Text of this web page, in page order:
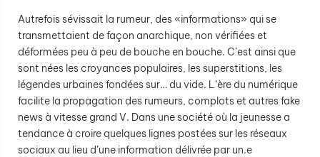
Autrefois sévissait la rumeur, des «informations» qui se
transmettaient de façon anarchique, non vérifiées et
déformées peu à peu de bouche en bouche. C’est ainsi que
sont nées les croyances populaires, les superstitions, les
légendes urbaines fondées sur… du vide. L’ère du numérique
facilite la propagation des rumeurs, complots et autres fake
news à vitesse grand V. Dans une société où la jeunesse a
tendance à croire quelques lignes postées sur les réseaux
sociaux au lieu d’une information délivrée par un.e